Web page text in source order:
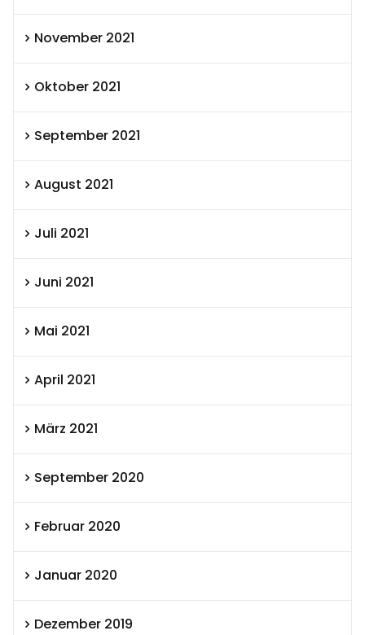
November 2021
Oktober 2021
September 2021
August 2021
Juli 2021
Juni 2021
Mai 2021
April 2021
März 2021
September 2020
Februar 2020
Januar 2020
Dezember 2019